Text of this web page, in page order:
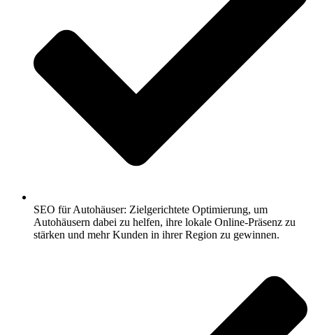
SEO für Autohäuser: Zielgerichtete Optimierung, um
Autohäusern dabei zu helfen, ihre lokale Online-Präsenz zu
stärken und mehr Kunden in ihrer Region zu gewinnen.